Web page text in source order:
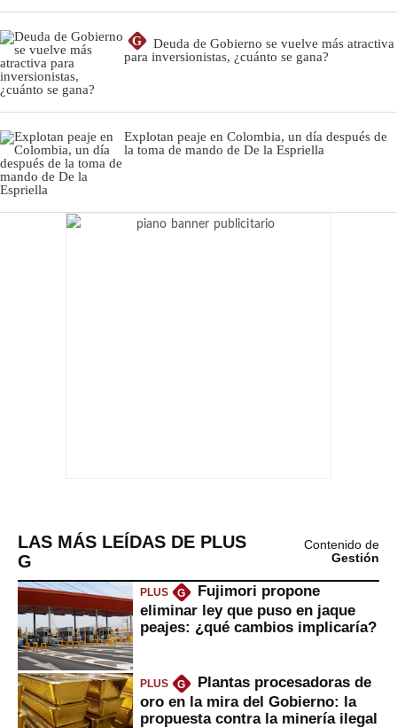
G
Deuda de Gobierno se vuelve más atractiva
para inversionistas, ¿cuánto se gana?
Explotan peaje en Colombia, un día después de
la toma de mando de De la Espriella
LAS MÁS LEÍDAS DE PLUS
G
Contenido de
Gestión
PLUS G
Fujimori propone
eliminar ley que puso en jaque
peajes: ¿qué cambios implicaría?
PLUS G
Plantas procesadoras de
oro en la mira del Gobierno: la
propuesta contra la minería ilegal